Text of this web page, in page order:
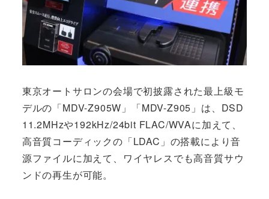
東京オートサロンの会場で初披露された最上級モ
デルの「MDV-Z905W」「MDV-Z905」は、DSD
11.2MHzや192kHz/24bit FLAC/WVAに加えて、
高音質コーディックの「LDAC」の搭載により音
源ファイルに加えて、ワイヤレスでも高音質サウ
ンドの再生が可能。